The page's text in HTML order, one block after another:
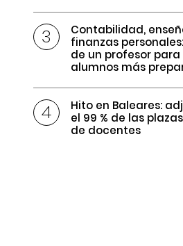
Contabilidad,
finanzas
de un profesor
alumnos más
Hito en Baleares:
el 99 % de las
de docentes